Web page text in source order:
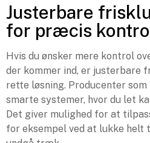
Justerbare
for præcis
Hvis du ønsker mere kontrol
der kommer ind, er justerbare
rette løsning. Producenter som
smarte systemer, hvor du let
Det giver mulighed for at
for eksempel ved at lukke